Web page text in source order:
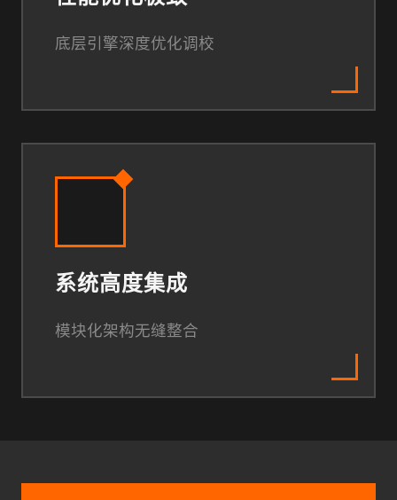
底层引擎深度优化调校
系统高度集成
模块化架构无缝整合